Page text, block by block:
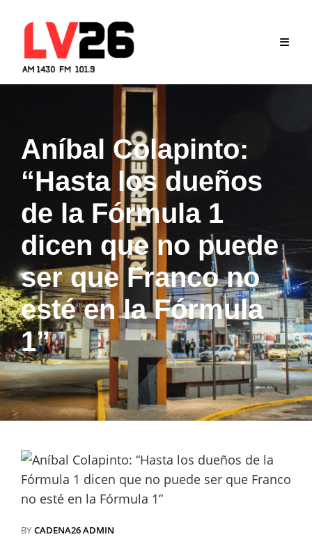
content
Aníbal Colapinto:
“Hasta los dueños
de la Fórmula 1
dicen que no puede
ser que Franco no
esté en la Fórmula
1”
BY CADENA26 ADMIN